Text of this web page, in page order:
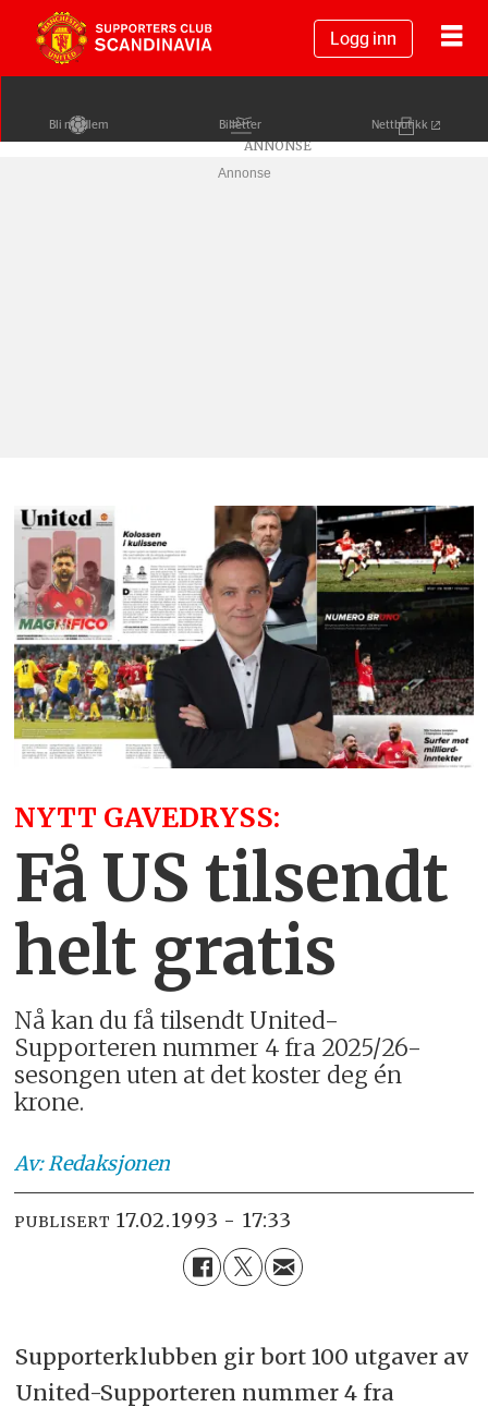
Logg inn
Bli medlem Billetter Nettbutikk
Annonse
NYTT GAVEDRYSS:
Få US tilsendt
helt gratis
Nå kan du få tilsendt United-
Supporteren nummer 4 fra 2025/26-
sesongen uten at det koster deg én
krone.
Av:Redaksjonen
PUBLISERT 17.02.1993 - 17:33
Supporterklubben gir bort 100 utgaver av
United-Supporteren nummer 4 fra